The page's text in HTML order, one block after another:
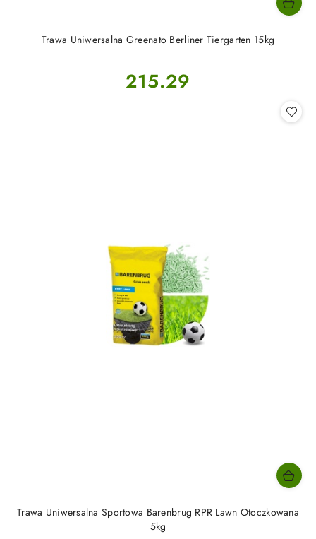
Trawa Uniwersalna Greenato Berliner Tiergarten 15kg
Cena:
215.29
Trawa Uniwersalna Sportowa Barenbrug RPR Lawn Otoczkowana
5kg